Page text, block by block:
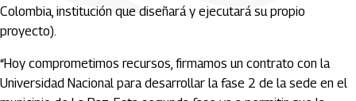
Colombia, institución que diseñará y ejecutará su propio
proyecto).
“Hoy comprometimos recursos, firmamos un contrato con la
Universidad Nacional para desarrollar la fase 2 de la sede en el